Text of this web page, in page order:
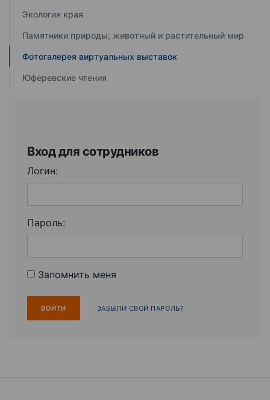
Экология края
Памятники природы, животный и растительный мир
Фотогалерея виртуальных выставок
Юферевские чтения
Вход для сотрудников
Логин:
Пароль:
Запомнить меня
ЗАБЫЛИ СВОЙ ПАРОЛЬ?